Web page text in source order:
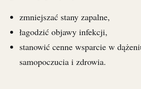
zmniejszać stany zapalne,
łagodzić objawy infekcji,
stanowić cenne wsparcie w
samopoczucia i zdrowia.